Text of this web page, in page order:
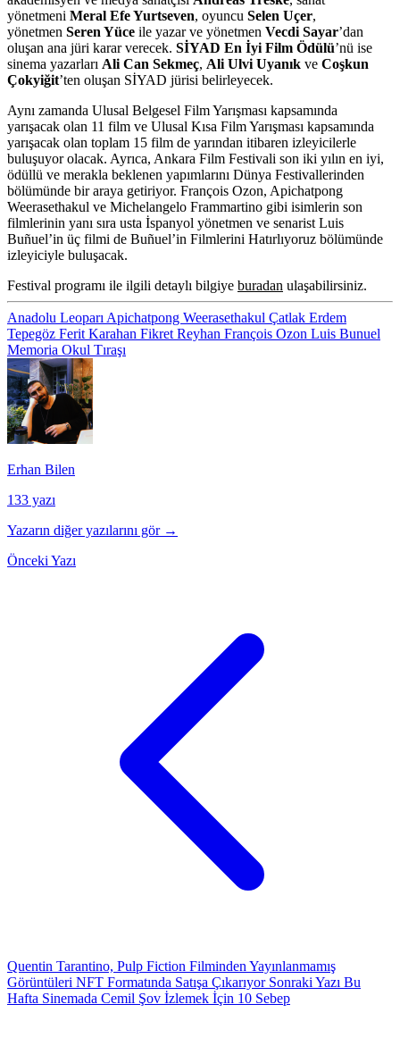
yönetmeni Meral Efe Yurtseven, oyuncu Selen Uçer,
yönetmen Seren Yüce ile yazar ve yönetmen Vecdi Sayar’dan
oluşan ana jüri karar verecek. SİYAD En İyi Film Ödülü’nü ise
sinema yazarları Ali Can Sekmeç, Ali Ulvi Uyanık ve Coşkun
Çokyiğit’ten oluşan SİYAD jürisi belirleyecek.
Aynı zamanda Ulusal Belgesel Film Yarışması kapsamında
yarışacak olan 11 film ve Ulusal Kısa Film Yarışması kapsamında
yarışacak olan toplam 15 film de yarından itibaren izleyicilerle
buluşuyor olacak. Ayrıca, Ankara Film Festivali son iki yılın en iyi,
ödüllü ve merakla beklenen yapımlarını Dünya Festivallerinden
bölümünde bir araya getiriyor. François Ozon, Apichatpong
Weerasethakul ve Michelangelo Frammartino gibi isimlerin son
filmlerinin yanı sıra usta İspanyol yönetmen ve senarist Luis
Buñuel’in üç filmi de Buñuel’in Filmlerini Hatırlıyoruz bölümünde
izleyiciyle buluşacak.
Festival programı ile ilgili detaylı bilgiye buradan ulaşabilirsiniz.
Anadolu Leoparı Apichatpong Weerasethakul Çatlak Erdem
Tepegöz Ferit Karahan Fikret Reyhan François Ozon Luis Bunuel
Memoria Okul Tıraşı
Erhan Bilen
133 yazı
Yazarın diğer yazılarını gör →
Önceki Yazı
Quentin Tarantino, Pulp Fiction Filminden Yayınlanmamış
Görüntüleri NFT Formatında Satışa Çıkarıyor Sonraki Yazı Bu
Hafta Sinemada Cemil Şov İzlemek İçin 10 Sebep